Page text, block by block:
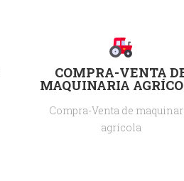
COMPRA-VENTA
MAQUINARIA
Compra-Venta de
agrícola